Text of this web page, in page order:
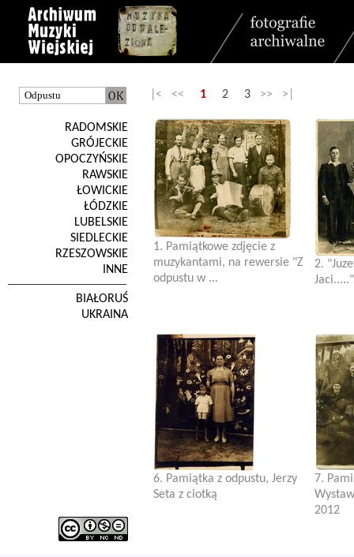
RADOMSKIE
GRÓJECKIE
OPOCZYŃSKIE
RAWSKIE
ŁOWICKIE
ŁÓDZKIE
LUBELSKIE
SIEDLECKIE
RZESZOWSKIE
INNE
BIAŁORUŚ
UKRAINA
|< << 1 2 3 >> >|
1. Pamiątkowe zdjęcie z
muzykantami, na rewersie "Z
odpustu w ...
2.
6. Pamiątka z odpustu, Jerzy
Seta z ciotką
7.
2012